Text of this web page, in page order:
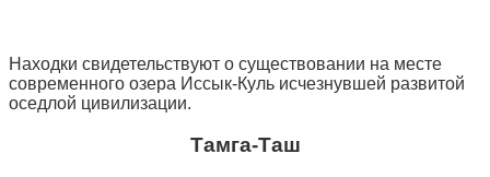
Находки свидетельствуют о существовании на месте
современного озера Иссык-Куль исчезнувшей развитой
оседлой цивилизации.
Тамга-Таш